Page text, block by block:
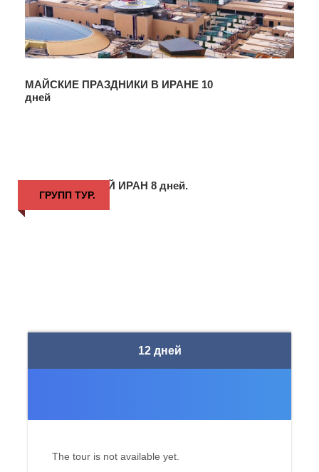
12 дней
The tour is not available yet.
МАЙСКИЕ ПРАЗДНИКИ В ИРАНЕ 10
дней
ГРУПП ТУР.
КЛАССИЧЕСКИЙ ИРАН 8 дней.